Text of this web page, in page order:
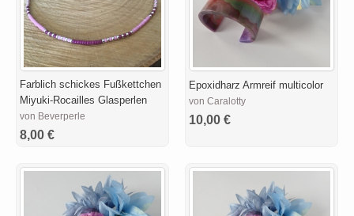
Farblich schickes Fußkettchen
Miyuki-Rocailles Glasperlen
von Beverperle
8,00 €
Epoxidharz Armreif multicolor
von Caralotty
10,00 €